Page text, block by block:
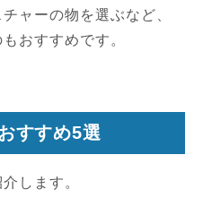
ャーの物を選ぶなど、
おすすめです。
すすめ5選
します。